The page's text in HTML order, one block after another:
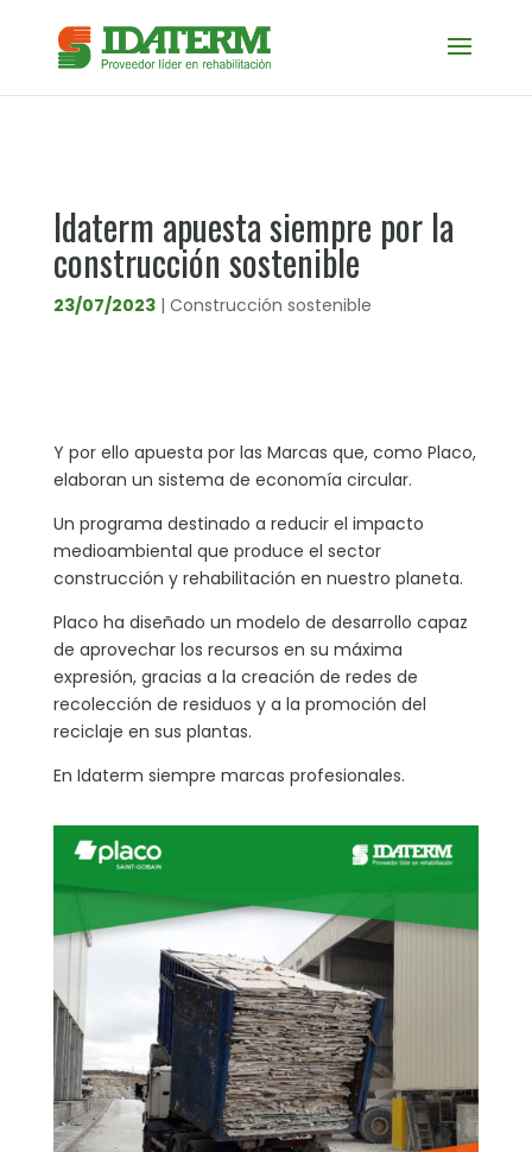
Idaterm apuesta siempre por la
construcción sostenible
23/07/2023| Construcción sostenible
Y por ello apuesta por las Marcas que, como Placo,
elaboran un sistema de economía circular.
Un programa destinado a reducir el impacto
medioambiental que produce el sector
construcción y rehabilitación en nuestro planeta.
Placo ha diseñado un modelo de desarrollo capaz
de aprovechar los recursos en su máxima
expresión, gracias a la creación de redes de
recolección de residuos y a la promoción del
reciclaje en sus plantas.
En Idaterm siempre marcas profesionales.